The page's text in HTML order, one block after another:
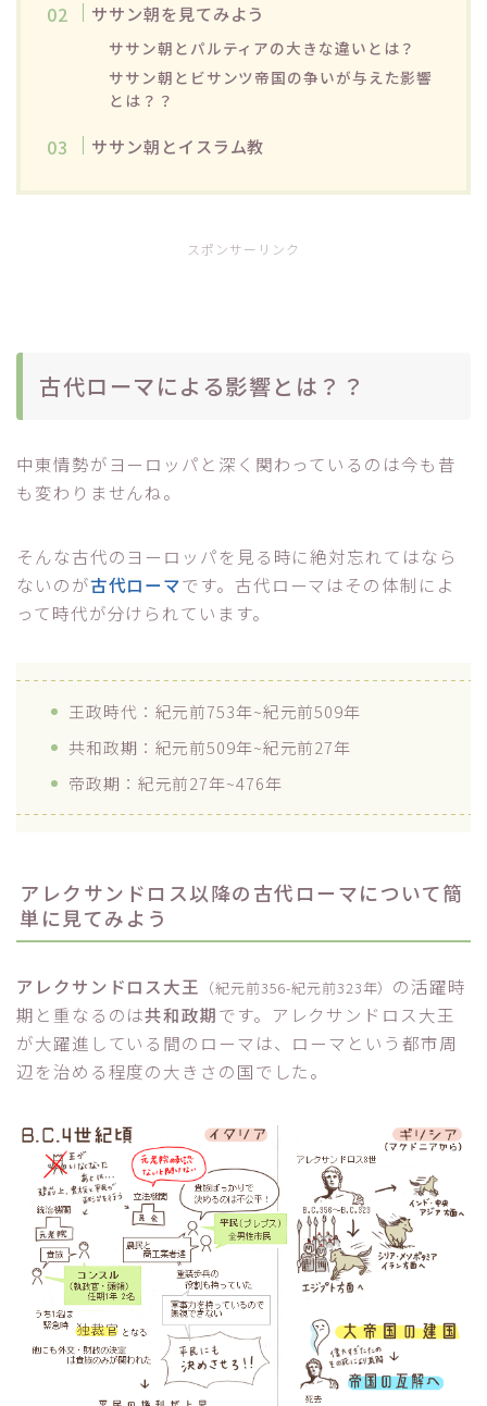
ササン朝を見てみよう
ササン朝とパルティアの大きな違いとは？
ササン朝とビサンツ帝国の争いが与えた影響
とは？？
ササン朝とイスラム教
スポンサーリンク
古代ローマによる影響とは？？
中東情勢がヨーロッパと深く関わっているのは今も昔
も変わりませんね。
そんな古代のヨーロッパを見る時に絶対忘れてはなら
ないのが古代ローマです。古代ローマはその体制によ
って時代が分けられています。
王政時代：紀元前753年~紀元前509年
共和政期：紀元前509年~紀元前27年
帝政期：紀元前27年~476年
アレクサンドロス以降の古代ローマについて簡
単に見てみよう
アレクサンドロス大王 （紀元前356-紀元前323年） の活躍時
期と重なるのは共和政期です。アレクサンドロス大王
が大躍進している間のローマは、ローマという都市周
辺を治める程度の大きさの国でした。